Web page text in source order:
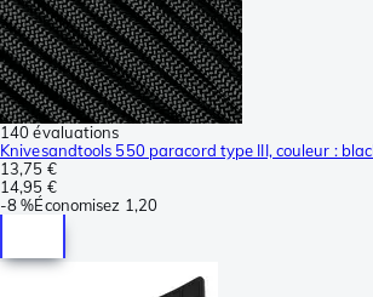
140 évaluations
Knivesandtools 550 paracord type III, couleur :
13,75 €
14,95 €
-8 %Économisez 1,20